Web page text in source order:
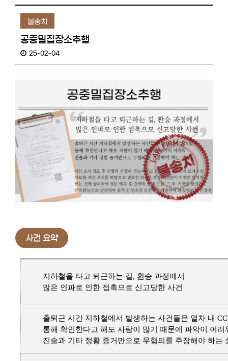
불송치
공중밀집장소추행
25-02-04
사건 요약
지하철을 타고 퇴근하는 길, 환승 과정에서
많은 인파로 인한 접촉으로 신고당한 사건
출퇴근 시간 지하철에서 발생하는 사건들은 열차 내
통해 확인한다고 해도 사람이 많기 때문에 파악이 어려
진술과 기타 정황 증거만으로 무혐의를 주장해야 하